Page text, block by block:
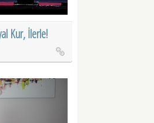
Kur, İlerle!